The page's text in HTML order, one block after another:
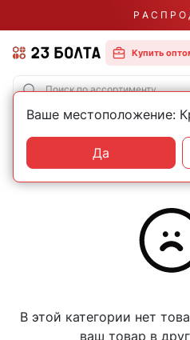
Р А С П Р О
Купить
Главная Строительный инструмент
Инструмент
В этой категории нет
ваш товар в
Ваше местоположение:
Да